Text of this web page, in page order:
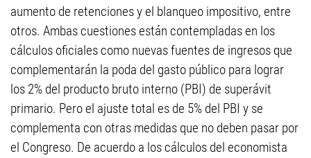
aumento de retenciones y el blanqueo impositivo, entre
otros. Ambas cuestiones están contempladas en los
cálculos oficiales como nuevas fuentes de ingresos que
complementarán la poda del gasto público para lograr
los 2% del producto bruto interno (PBI) de superávit
primario. Pero el ajuste total es de 5% del PBI y se
complementa con otras medidas que no deben pasar por
el Congreso. De acuerdo a los cálculos del economista